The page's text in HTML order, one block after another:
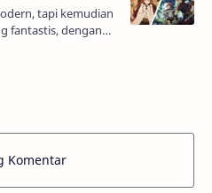
tapi kemudian
fantastis, dengan
Isekai
kita.Di antara …
Komentar